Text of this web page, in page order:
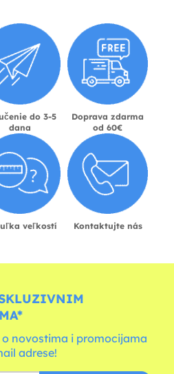
do 3-5
dana
Doprava zdarma
od 60€
veľkostí Kontaktujte nás
novostima i promocijama
adrese!